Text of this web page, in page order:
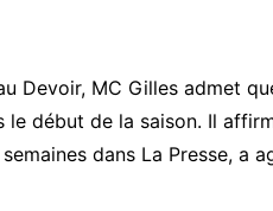
Devoir, MC Gilles admet
début de la saison. Il
dans La Presse, a